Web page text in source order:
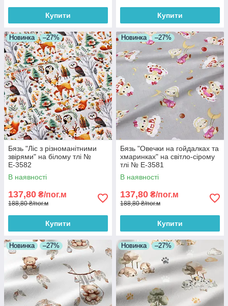
Купити Купити
Новинка –27%
Бязь "Ліс з різноманітними
звірями" на білому тлі №
Е-3582
В наявності
137,80 ₴/пог.м
188,80 ₴/пог.м
Купити
Новинка –27%
Бязь "Овечки на гойдалках та
хмаринках" на світло-сірому
тлі № Е-3581
В наявності
137,80 ₴/пог.м
188,80 ₴/пог.м
Купити
Новинка –27% Новинка –27%